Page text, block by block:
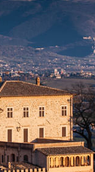
Come arrivare